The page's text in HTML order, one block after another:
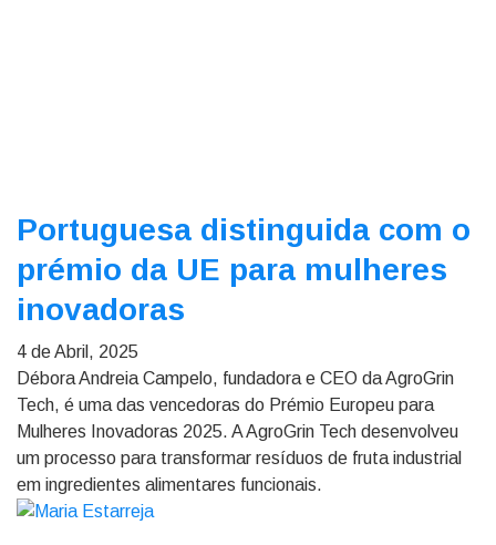
Portuguesa distinguida com o
prémio da UE para mulheres
inovadoras
4 de Abril, 2025
Débora Andreia Campelo, fundadora e CEO da AgroGrin
Tech, é uma das vencedoras do Prémio Europeu para
Mulheres Inovadoras 2025. A AgroGrin Tech desenvolveu
um processo para transformar resíduos de fruta industrial
em ingredientes alimentares funcionais.